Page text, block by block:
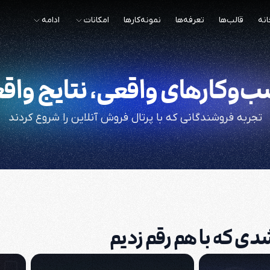
قالب‌ها تعرفه‌ها نمونه‌کارها امکانات ادامه
واقعی، نتایج
تجربه فروشندگانی که با پرتال فروش آنلاین را شروع کردند
ساده توصیه به دوستان تست هفت‌روزه
که با هم رقم زدیم